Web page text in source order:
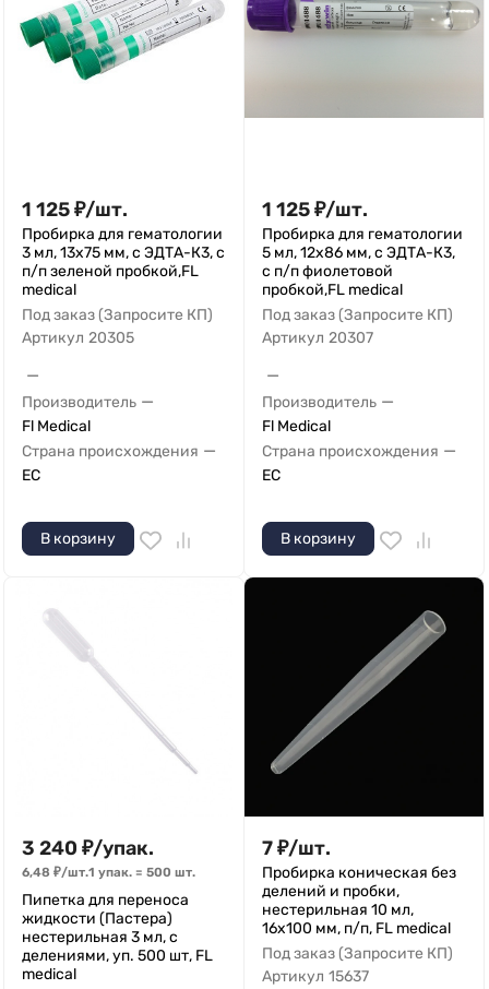
1 125₽/шт.
Пробирка для гематологии
3 мл, 13х75 мм, с ЭДТА-К3, с
п/п зеленой пробкой,FL
medical
Под заказ (Запросите КП)
Артикул 20305
—
Производитель —
Fl Medical
Страна происхождения —
ЕС
В корзину
1 125₽/шт.
Пробирка для гематологии
5 мл, 12х86 мм, с ЭДТА-К3,
с п/п фиолетовой
пробкой,FL medical
Под заказ (Запросите КП)
Артикул 20307
—
Производитель —
Fl Medical
Страна происхождения —
ЕС
В корзину
3 240 ₽/упак.
6,48 ₽/шт.1 упак. = 500 шт.
Пипетка для переноса
жидкости (Пастера)
нестерильная 3 мл, с
делениями, уп. 500 шт, FL
medical
7₽/шт.
Пробирка коническая без
делений и пробки,
нестерильная 10 мл,
16х100 мм, п/п, FL medical
Под заказ (Запросите КП)
Артикул 15637